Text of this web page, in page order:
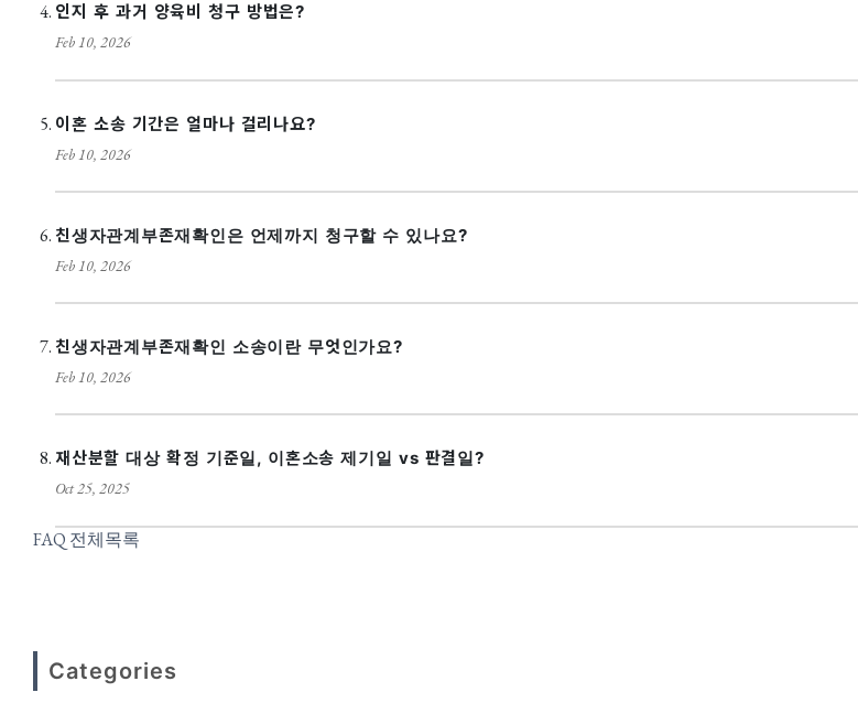
인지 후 과거 양육비 청구 방법은?
Feb 10, 2026
이혼 소송 기간은 얼마나 걸리나요?
Feb 10, 2026
친생자관계부존재확인은 언제까지 청구할 수 있나요?
Feb 10, 2026
친생자관계부존재확인 소송이란 무엇인가요?
Feb 10, 2026
재산분할 대상 확정 기준일, 이혼소송 제기일 vs 판결일?
Oct 25, 2025
FAQ 전체목록
Categories